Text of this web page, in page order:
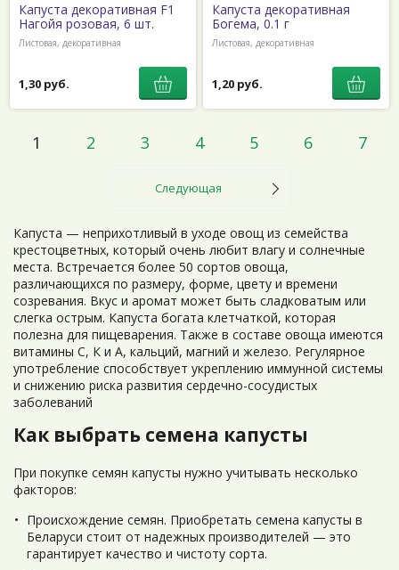
Капуста декоративная F1
Нагойя розовая, 6 шт.
Листовая, декоративная
1,30 руб.
Капуста декоративная
Богема, 0.1 г
Листовая, декоративная
1,20 руб.
1 2 3 4 5 6 7
Следующая
Капуста — неприхотливый в уходе овощ из семейства
крестоцветных, который очень любит влагу и солнечные
места. Встречается более 50 сортов овоща,
различающихся по размеру, форме, цвету и времени
созревания. Вкус и аромат может быть сладковатым или
слегка острым. Капуста богата клетчаткой, которая
полезна для пищеварения. Также в составе овоща имеются
витамины С, К и А, кальций, магний и железо. Регулярное
употребление способствует укреплению иммунной системы
и снижению риска развития сердечно-сосудистых
заболеваний
Как выбрать семена капусты
При покупке семян капусты нужно учитывать несколько
факторов:
Происхождение семян. Приобретать семена капусты в
Беларуси стоит от надежных производителей — это
гарантирует качество и чистоту сорта.